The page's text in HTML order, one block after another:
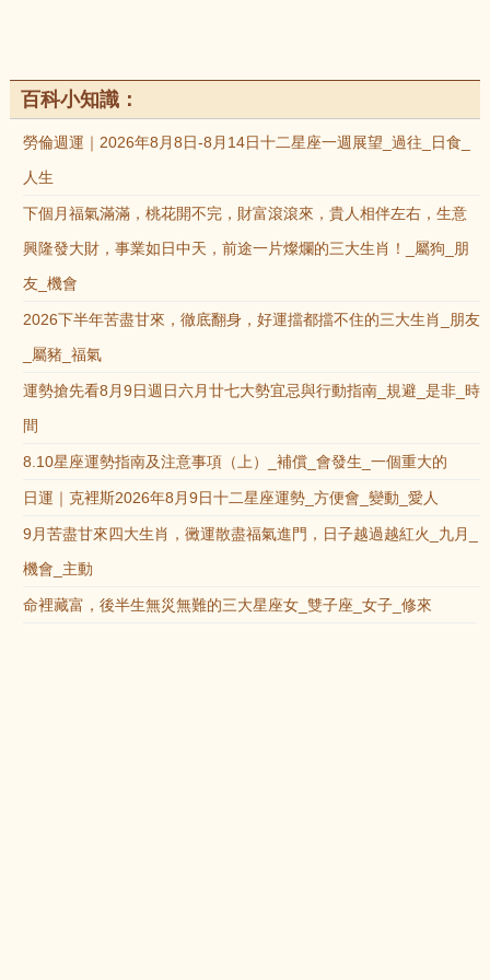
百科小知識：
勞倫週運｜2026年8月8日-8月14日十二星座一週展望_過往_日食_
人生
下個月福氣滿滿，桃花開不完，財富滾滾來，貴人相伴左右，生意
興隆發大財，事業如日中天，前途一片燦爛的三大生肖！_屬狗_朋
友_機會
2026下半年苦盡甘來，徹底翻身，好運擋都擋不住的三大生肖_朋友
_屬豬_福氣
運勢搶先看8月9日週日六月廿七大勢宜忌與行動指南_規避_是非_時
間
8.10星座運勢指南及注意事項（上）_補償_會發生_一個重大的
日運｜克裡斯2026年8月9日十二星座運勢_方便會_變動_愛人
9月苦盡甘來四大生肖，黴運散盡福氣進門，日子越過越紅火_九月_
機會_主動
命裡藏富，後半生無災無難的三大星座女_雙子座_女子_修來